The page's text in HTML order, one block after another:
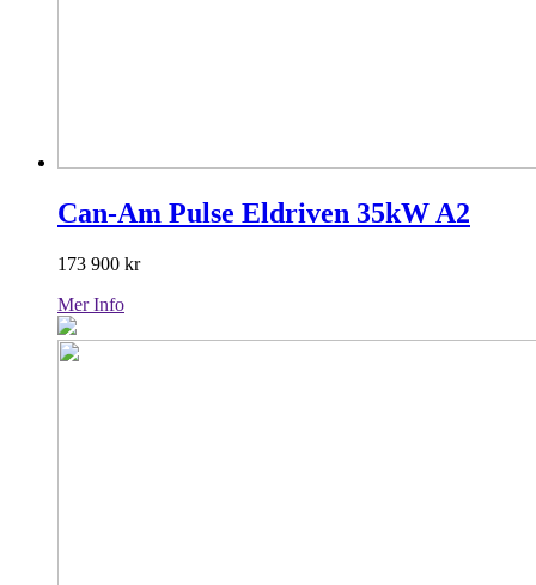
Can-Am Pulse Eldriven 35kW A2
173 900 kr
Mer Info